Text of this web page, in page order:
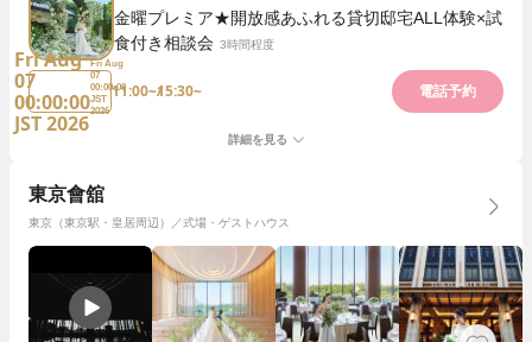
金曜プレミア★開放感あふれる貸切邸宅ALL体験×試
食付き相談会 3時間程度
Fri Aug
07
00:00:00
JST 2026
Fri Aug
07
00:00:00
JST
2026
11:00~15:30~ 電話予約
詳細を見る
東京會舘
東京（東京駅・皇居周辺）／式場・ゲストハウス